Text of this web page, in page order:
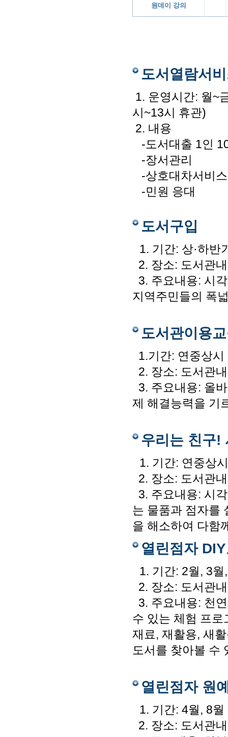
원데이 강의
도서열람서
1. 운영시간: 월~
시~13시 휴관)
2. 내용
-도서대출 1인
-장서관리
-상호대차서비스
-민원 응대
도서구입
1. 기간: 상·하반
2. 장소: 도서관내
3. 주요내용: 시
지역주민들의 폭
도서관이용
1.기간: 연중상시
2. 장소: 도서관내
3. 주요내용: 올
제 해결능력을 기
우리는 친구!
1. 기간: 연중상시
2. 장소: 도서관내
3. 주요내용: 시
는 물품과 점자를
을 해소하여 다함
열린점자
1. 기간: 2월, 3월
2. 장소: 도서관내
3. 주요내용: 천
수 있는 체험 프
재료, 재활용, 새
도서를 찾아볼 수
열린점자 원
1. 기간: 4월, 8월
2. 장소: 도서관내